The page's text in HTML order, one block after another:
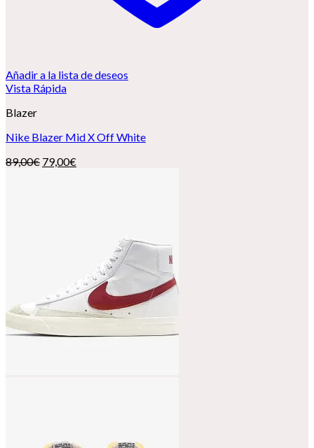
Añadir a la lista de deseos
Vista Rápida
Blazer
Nike Blazer Mid X Off White
89,00€ El
79,00€